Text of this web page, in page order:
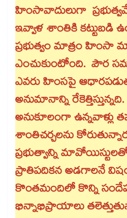
హింసావాదులుగా
ఇవ్వాళ శాంతికి కట్టుబడి
ప్రభుత్వం మాత్రం హింసా
ఎంచుకుంటోంది. పౌర
ఎవరు హింసపై
అనుమానాన్ని
అనుకూలంగా ఉన్నవాళ్లు
శాంతిచర్చలను
ప్రభుత్వాన్ని
ప్రాతిపదికన అడగాలనే
కొంతమందిలో కొన్ని
భిన్నాభిప్రాయాలు